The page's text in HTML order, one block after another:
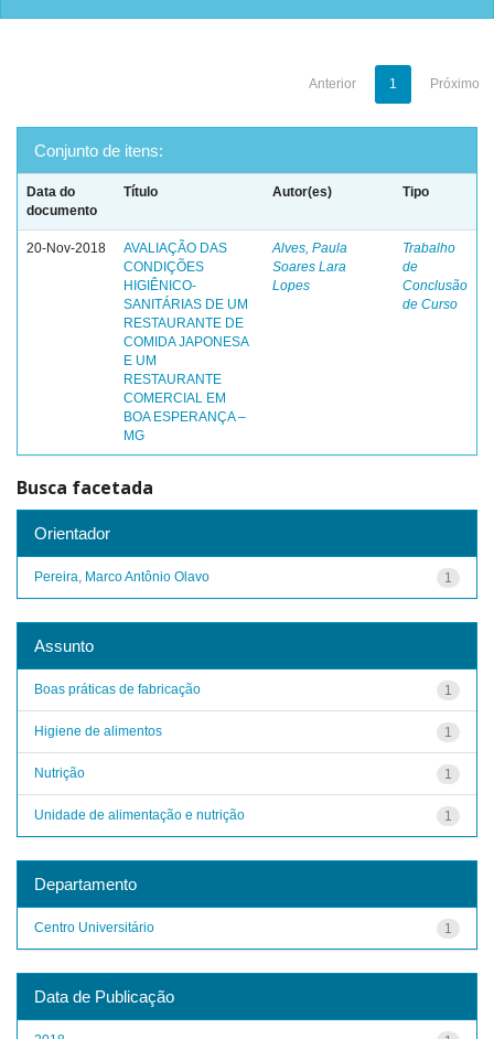
Anterior 1 Próximo
Conjunto de itens:
Data do
documento
Título Autor(es) Tipo
20-Nov-2018
AVALIAÇÃO DAS
CONDIÇÕES
HIGIÊNICO-
SANITÁRIAS DE UM
RESTAURANTE DE
COMIDA JAPONESA
E UM
RESTAURANTE
COMERCIAL EM
BOA ESPERANÇA –
MG
Alves, Paula
Soares Lara
Lopes
Trabalho
de
Conclusão
de Curso
Busca facetada
Orientador
1
Pereira, Marco Antônio Olavo
Assunto
1
Boas práticas de fabricação
1
Higiene de alimentos
1
Nutrição
1
Unidade de alimentação e nutrição
Departamento
1
Centro Universitário
Data de Publicação